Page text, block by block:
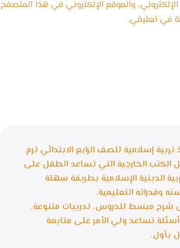
والموقع الإلكتروني في هذا المتصفح
في تعليقي.
إسلامية للصف الرابع الابتدائي ترم
أفضل الكتب الخارجية التي تساعد الطفل على
الدينية الإسلامية بطريقة سهلة
وقدراته التعليمية.
شرح مبسط للدروس، تدريبات متنوعة،
تساعد ولي الأمر على متابعة
بأول.